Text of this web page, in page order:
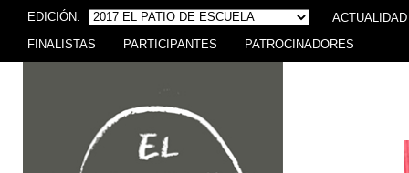
EDICIÓN: ACTUALIDAD
FINALISTAS PARTICIPANTES PATROCINADORES